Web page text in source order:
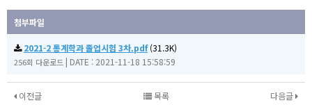
첨부파일
2021-2 통계학과 졸업시험 3차.pdf(31.3K)
256회 다운로드 | DATE : 2021-11-18 15:58:59
이전글 다음글
목록